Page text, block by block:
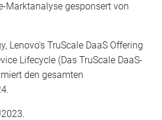
Marktanalyse gesponsert von
Lenovo's TruScale DaaS Offering
Lifecycle (Das TruScale DaaS-
den gesamten